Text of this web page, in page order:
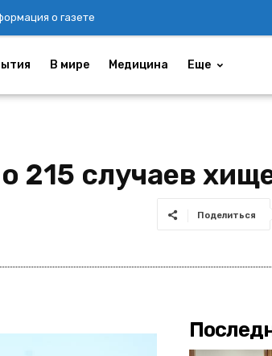
о газете
В мире Медицина Еще
215 случаев
Поделиться